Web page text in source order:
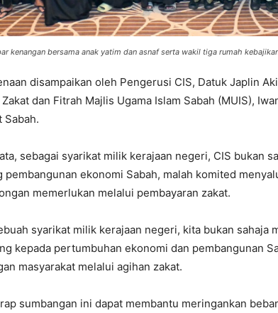
kenangan bersama anak yatim dan asnaf serta wakil tiga rumah
disampaikan oleh Pengerusi CIS, Datuk Japlin
dan Fitrah Majlis Ugama Islam Sabah (MUIS),
Sabah.
sebagai syarikat milik kerajaan negeri, CIS bukan
pembangunan ekonomi Sabah, malah komited
memerlukan melalui pembayaran zakat.
syarikat milik kerajaan negeri, kita bukan sahaja
kepada pertumbuhan ekonomi dan pembangunan
masyarakat melalui agihan zakat.
sumbangan ini dapat membantu meringankan